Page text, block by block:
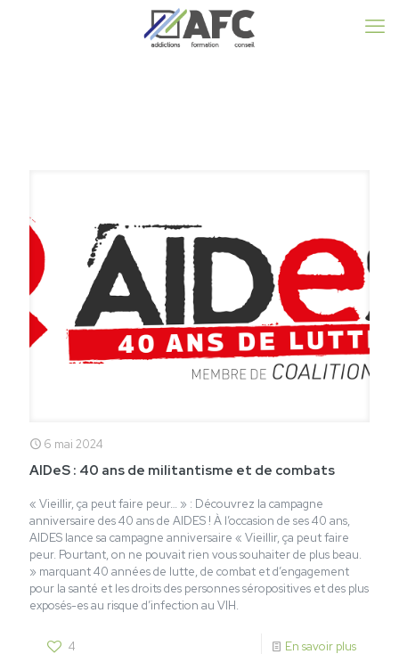
6 mai 2024
AIDeS : 40 ans de militantisme et de combats
« Vieillir, ça peut faire peur… » : Découvrez la campagne
anniversaire des 40 ans de AIDES ! À l’occasion de ses 40 ans,
AIDES lance sa campagne anniversaire « Vieillir, ça peut faire
peur. Pourtant, on ne pouvait rien vous souhaiter de plus beau.
» marquant 40 années de lutte, de combat et d’engagement
pour la santé et les droits des personnes séropositives et des plus
exposés-es au risque d’infection au VIH.
4 En savoir plus